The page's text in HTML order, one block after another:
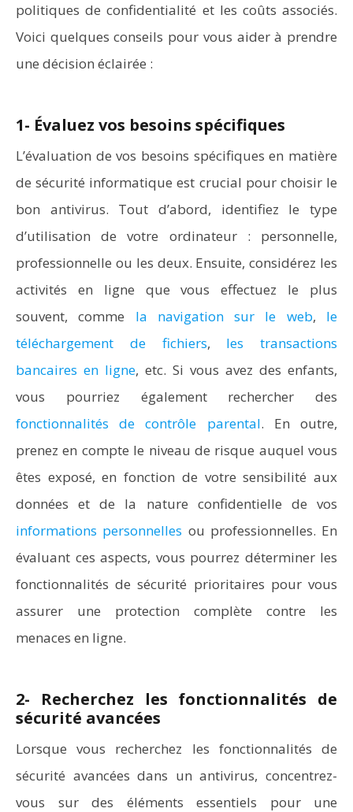
politiques de confidentialité et les coûts associés.
Voici quelques conseils pour vous aider à prendre
une décision éclairée :
1- Évaluez vos besoins spécifiques
L’évaluation de vos besoins spécifiques en matière
de sécurité informatique est crucial pour choisir le
bon antivirus. Tout d’abord, identifiez le type
d’utilisation de votre ordinateur : personnelle,
professionnelle ou les deux. Ensuite, considérez les
activités en ligne que vous effectuez le plus
souvent, comme la navigation sur le web, le
téléchargement de fichiers, les transactions
bancaires en ligne, etc. Si vous avez des enfants,
vous pourriez également rechercher des
fonctionnalités de contrôle parental. En outre,
prenez en compte le niveau de risque auquel vous
êtes exposé, en fonction de votre sensibilité aux
données et de la nature confidentielle de vos
informations personnelles ou professionnelles. En
évaluant ces aspects, vous pourrez déterminer les
fonctionnalités de sécurité prioritaires pour vous
assurer une protection complète contre les
menaces en ligne.
2- Recherchez les fonctionnalités de
sécurité avancées
Lorsque vous recherchez les fonctionnalités de
sécurité avancées dans un antivirus, concentrez-
vous sur des éléments essentiels pour une